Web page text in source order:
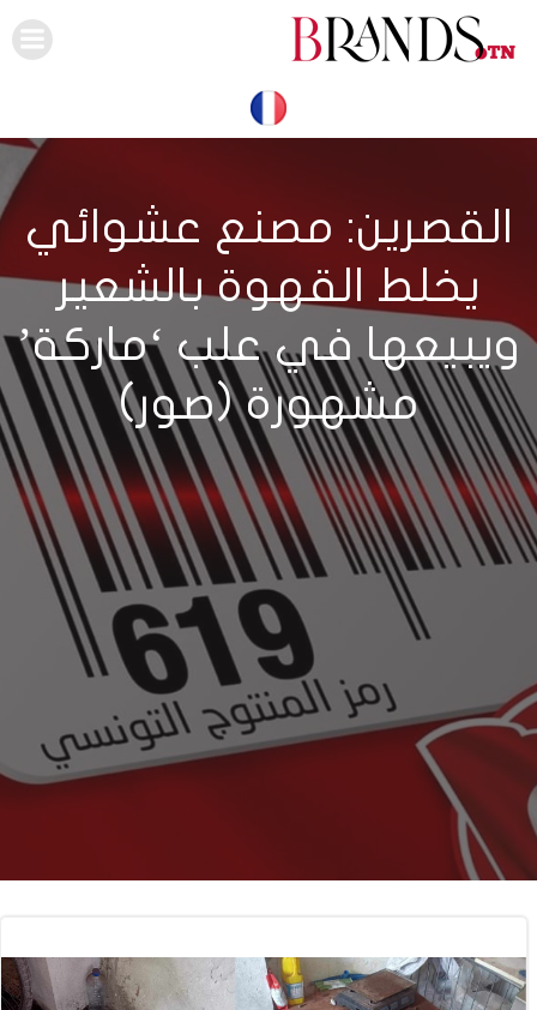
القصرين: مصنع عشوائي
يخلط القهوة بالشعير
ويبيعها في علب ‘ماركة’
مشهورة (صور)